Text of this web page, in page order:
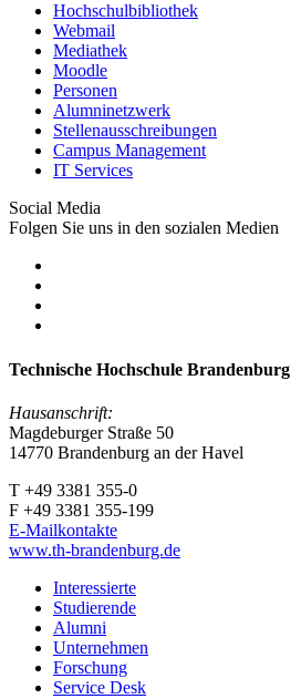
Hochschulbibliothek
Webmail
Mediathek
Moodle
Personen
Alumninetzwerk
Stellenausschreibungen
Campus Management
IT Services
Social Media
Folgen Sie uns in den sozialen Medien
Technische Hochschule Brandenburg
Hausanschrift:
Magdeburger Straße 50
14770 Brandenburg an der Havel
T +49 3381 355-0
F +49 3381 355-199
E-Mailkontakte
www.th-brandenburg.de
Interessierte
Studierende
Alumni
Unternehmen
Forschung
Service Desk